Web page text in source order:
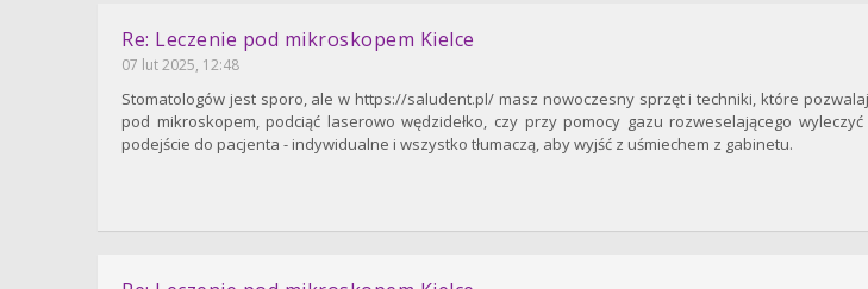
Re: Leczenie pod mikroskopem Kielce
07 lut 2025, 12:48
Stomatologów jest sporo, ale w https://saludent.pl/ masz nowoczesny sprzęt i techniki, które
pod mikroskopem, podciąć laserowo wędzidełko, czy przy pomocy gazu rozweselającego
podejście do pacjenta - indywidualne i wszystko tłumaczą, aby wyjść z uśmiechem z gabinetu.